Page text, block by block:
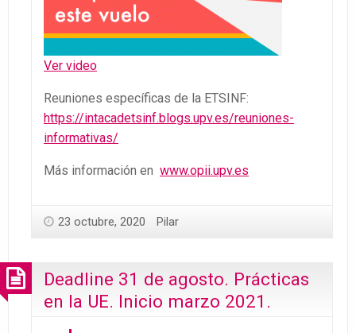
Ver video
Reuniones específicas de la ETSINF:
https://intacadetsinf.blogs.upv.es/reuniones-
informativas/
Más información en www.opii.upv.es
23 octubre, 2020 Pilar
Deadline 31 de agosto. Prácticas
en la UE. Inicio marzo 2021.